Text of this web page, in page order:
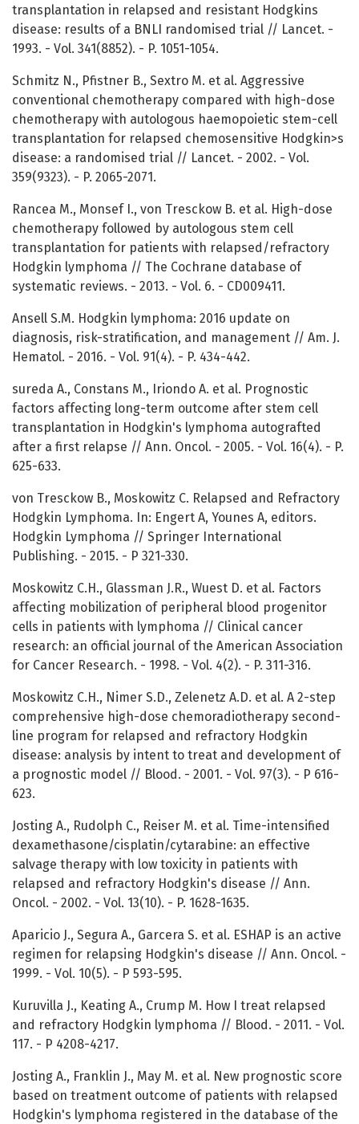
transplantation in relapsed and resistant Hodgkins
disease: results of a BNLI randomised trial // Lancet. -
1993. - Vol. 341(8852). - P. 1051-1054.
Schmitz N., Pfistner B., Sextro M. et al. Aggressive
conventional chemotherapy compared with high-dose
chemotherapy with autologous haemopoietic stem-cell
transplantation for relapsed chemosensitive Hodgkin>s
disease: a randomised trial // Lancet. - 2002. - Vol.
359(9323). - P. 2065-2071.
Rancea M., Monsef I., von Tresckow B. et al. High-dose
chemotherapy followed by autologous stem cell
transplantation for patients with relapsed/refractory
Hodgkin lymphoma // The Cochrane database of
systematic reviews. - 2013. - Vol. 6. - CD009411.
Ansell S.M. Hodgkin lymphoma: 2016 update on
diagnosis, risk-stratification, and management // Am. J.
Hematol. - 2016. - Vol. 91(4). - P. 434-442.
sureda A., Constans M., Iriondo A. et al. Prognostic
factors affecting long-term outcome after stem cell
transplantation in Hodgkin's lymphoma autografted
after a first relapse // Ann. Oncol. - 2005. - Vol. 16(4). - P.
625-633.
von Tresckow B., Moskowitz C. Relapsed and Refractory
Hodgkin Lymphoma. In: Engert A, Younes A, editors.
Hodgkin Lymphoma // Springer International
Publishing. - 2015. - P 321-330.
Moskowitz C.H., Glassman J.R., Wuest D. et al. Factors
affecting mobilization of peripheral blood progenitor
cells in patients with lymphoma // Clinical cancer
research: an official journal of the American Association
for Cancer Research. - 1998. - Vol. 4(2). - P. 311-316.
Moskowitz C.H., Nimer S.D., Zelenetz A.D. et al. A 2-step
comprehensive high-dose chemoradiotherapy second-
line program for relapsed and refractory Hodgkin
disease: analysis by intent to treat and development of
a prognostic model // Blood. - 2001. - Vol. 97(3). - P 616-
623.
Josting A., Rudolph C., Reiser M. et al. Time-intensified
dexamethasone/cisplatin/cytarabine: an effective
salvage therapy with low toxicity in patients with
relapsed and refractory Hodgkin's disease // Ann.
Oncol. - 2002. - Vol. 13(10). - P. 1628-1635.
Aparicio J., Segura A., Garcera S. et al. ESHAP is an active
regimen for relapsing Hodgkin's disease // Ann. Oncol. -
1999. - Vol. 10(5). - P 593-595.
Kuruvilla J., Keating A., Crump M. How I treat relapsed
and refractory Hodgkin lymphoma // Blood. - 2011. - Vol.
117. - P 4208-4217.
Josting A., Franklin J., May M. et al. New prognostic score
based on treatment outcome of patients with relapsed
Hodgkin's lymphoma registered in the database of the